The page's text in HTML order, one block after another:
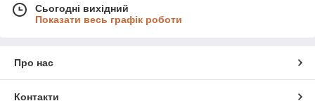
Сьогодні вихідний
Показати весь графік роботи
Про нас
Контакти